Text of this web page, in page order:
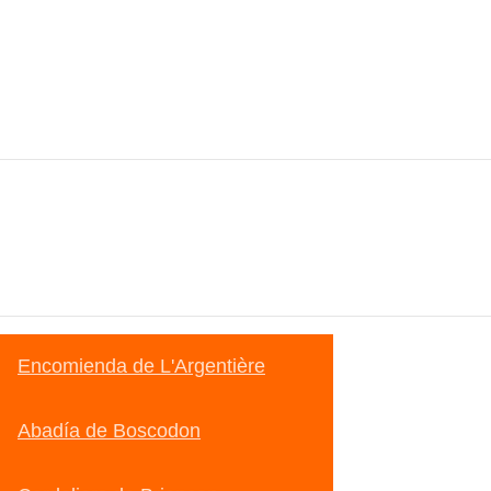
Encomienda de L'Argentière
Abadía de Boscodon